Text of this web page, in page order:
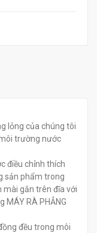
lỏng của chúng tôi
trường nước
điều chỉnh thích
sản phẩm trong
mài gắn trên đĩa với
RÀ PHẲNG
đều trong môi